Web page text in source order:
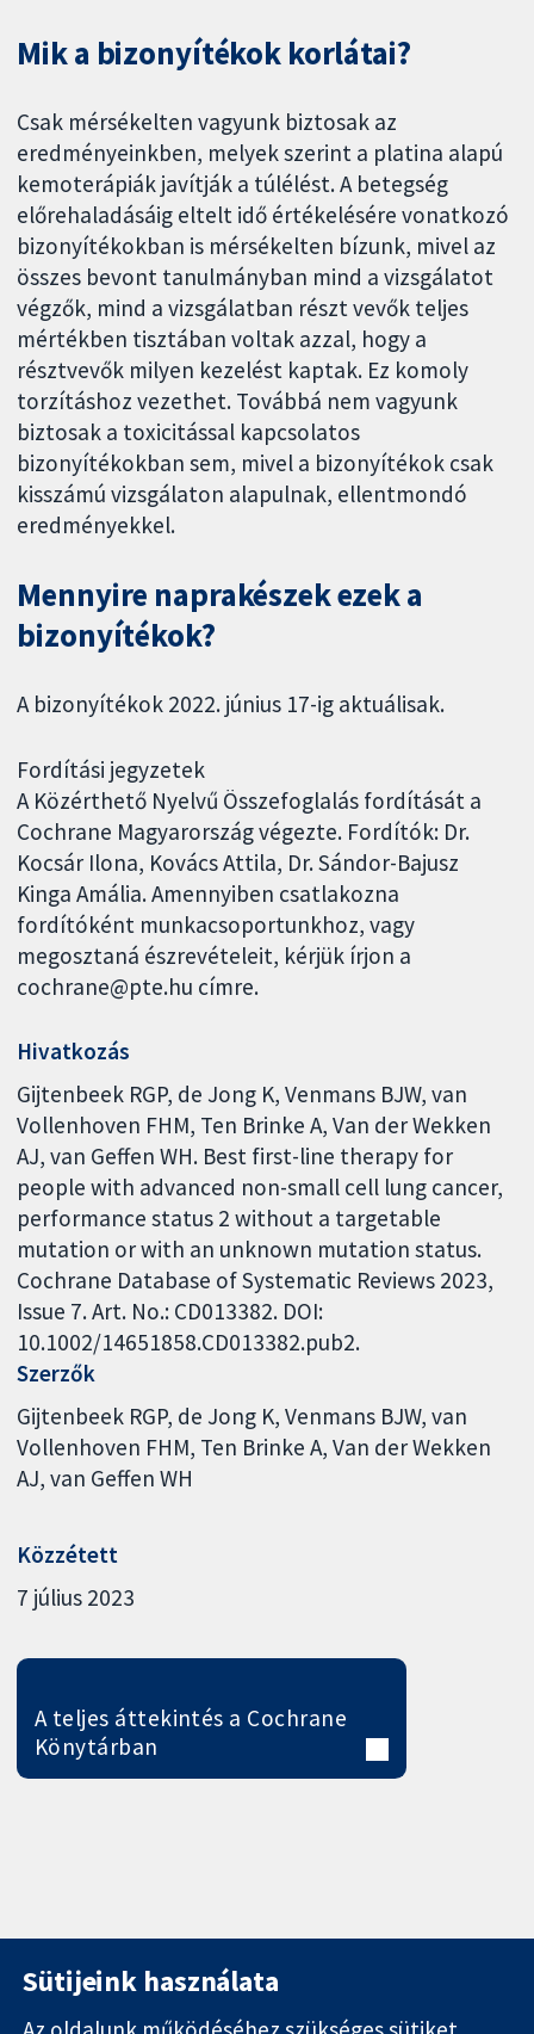
Mik a bizonyítékok korlátai?
Csak mérsékelten vagyunk biztosak az
eredményeinkben, melyek szerint a platina alapú
kemoterápiák javítják a túlélést. A betegség
előrehaladásáig eltelt idő értékelésére vonatkozó
bizonyítékokban is mérsékelten bízunk, mivel az
összes bevont tanulmányban mind a vizsgálatot
végzők, mind a vizsgálatban részt vevők teljes
mértékben tisztában voltak azzal, hogy a
résztvevők milyen kezelést kaptak. Ez komoly
torzításhoz vezethet. Továbbá nem vagyunk
biztosak a toxicitással kapcsolatos
bizonyítékokban sem, mivel a bizonyítékok csak
kisszámú vizsgálaton alapulnak, ellentmondó
eredményekkel.
Mennyire naprakészek ezek a
bizonyítékok?
A bizonyítékok 2022. június 17-ig aktuálisak.
Fordítási jegyzetek
A Közérthető Nyelvű Összefoglalás fordítását a
Cochrane Magyarország végezte. Fordítók: Dr.
Kocsár Ilona, Kovács Attila, Dr. Sándor-Bajusz
Kinga Amália. Amennyiben csatlakozna
fordítóként munkacsoportunkhoz, vagy
megosztaná észrevételeit, kérjük írjon a
cochrane@pte.hu címre.
Hivatkozás
Gijtenbeek RGP, de Jong K, Venmans BJW, van
Vollenhoven FHM, Ten Brinke A, Van der Wekken
AJ, van Geffen WH. Best first-line therapy for
people with advanced non-small cell lung cancer,
performance status 2 without a targetable
mutation or with an unknown mutation status.
Cochrane Database of Systematic Reviews 2023,
Issue 7. Art. No.: CD013382. DOI:
10.1002/14651858.CD013382.pub2.
Szerzők
Gijtenbeek RGP de Jong K Venmans BJW van
Vollenhoven FHM Ten Brinke A Van der Wekken
AJ van Geffen WH
Közzétett
7 július 2023
A teljes áttekintés a Cochrane
Könytárban
Sütijeink használata